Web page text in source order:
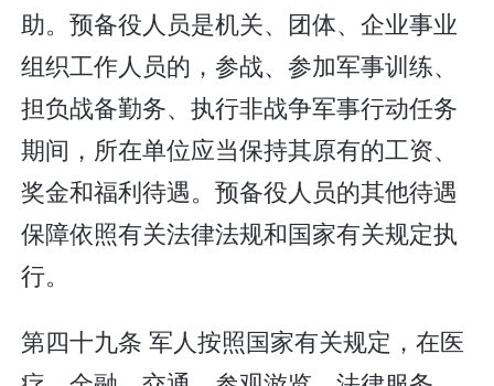
助。预备役人员是机关、团体、企业事业
组织工作人员的，参战、参加军事训练、
担负战备勤务、执行非战争军事行动任务
期间，所在单位应当保持其原有的工资、
奖金和福利待遇。预备役人员的其他待遇
保障依照有关法律法规和国家有关规定执
行。
第四十九条 军人按照国家有关规定，在医